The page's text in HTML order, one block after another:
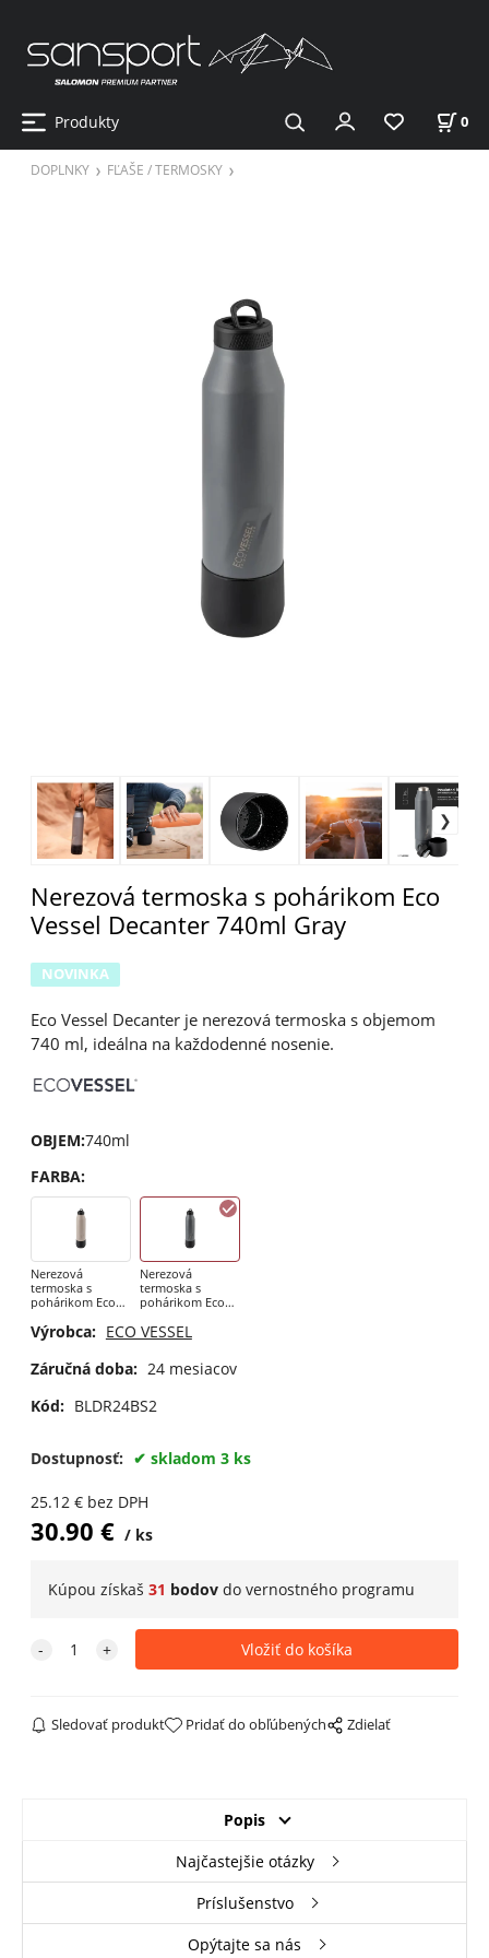
Produkty 0
DOPLNKY FĽAŠE / TERMOSKY
Nerezová termoska s pohárikom Eco
Vessel Decanter 740ml Gray
NOVINKA
Eco Vessel Decanter je nerezová termoska s objemom
740 ml, ideálna na každodenné nosenie.
OBJEM:740ml
FARBA:
Nerezová
termoska s
pohárikom Eco
740ml Stone
Nerezová
termoska s
pohárikom Eco
740ml Gray
Výrobca: ECO VESSEL
Záručná doba: 24 mesiacov
Kód: BLDR24BS2
Dostupnosť: skladom 3 ks
25.12€ bez DPH
30.90 € ks
Kúpou získaš 31 bodovdo vernostného programu
Sledovať produkt Pridať do obľúbených Zdielať
Popis
Najčastejšie otázky
Príslušenstvo
Opýtajte sa nás